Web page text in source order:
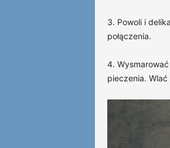
3. Powoli i
połączenia.
4.
pieczenia.